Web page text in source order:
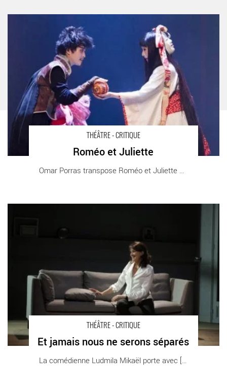
THÉÂTRE - CRITIQUE
Roméo et Juliette
Omar Porras transpose Roméo et Juliette au [...]
THÉÂTRE - CRITIQUE
Et jamais nous ne serons séparés
La comédienne Ludmila Mikaël porte avec [...]